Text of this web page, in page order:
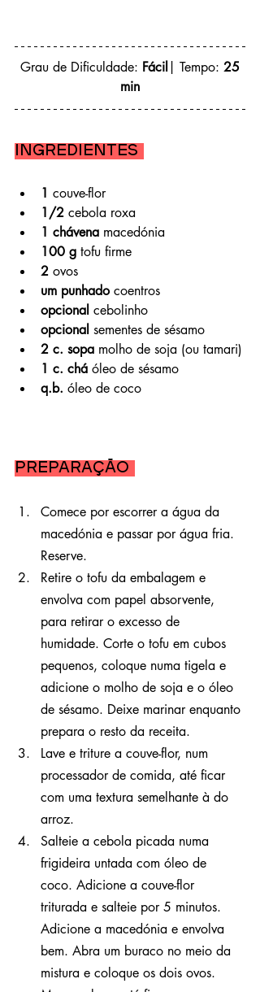
Grau de Dificuldade: Fácil | Tempo: 25
min
Ingredientes
1 couve-flor
1/2 cebola roxa
1 chávena macedónia
100 g tofu firme
2 ovos
um punhado coentros
opcional cebolinho
opcional sementes de sésamo
2 c. sopa molho de soja (ou tamari)
1 c. chá óleo de sésamo
q.b. óleo de coco
Preparação
Comece por escorrer a água da
macedónia e passar por água fria.
Reserve.
Retire o tofu da embalagem e
envolva com papel absorvente,
para retirar o excesso de
humidade. Corte o tofu em cubos
pequenos, coloque numa tigela e
adicione o molho de soja e o óleo
de sésamo. Deixe marinar enquanto
prepara o resto da receita.
Lave e triture a couve-flor, num
processador de comida, até ficar
com uma textura semelhante à do
arroz.
Salteie a cebola picada numa
frigideira untada com óleo de
coco. Adicione a couve-flor
triturada e salteie por 5 minutos.
Adicione a macedónia e envolva
bem. Abra um buraco no meio da
mistura e coloque os dois ovos.